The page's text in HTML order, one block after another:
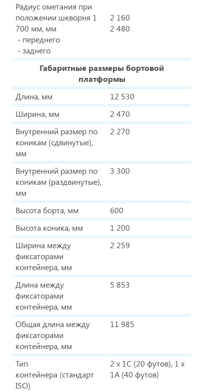
Радиус ометания при
положении шкворня 1
700 мм, мм
- переднего
- заднего
2 160
2 480
Габаритные размеры бортовой
платформы
Длина, мм
12 530
Ширина, мм
2 470
Внутренний размер по
коникам (сдвинутые),
мм
2 270
Внутренний размер по
коникам (раздвинутые),
мм
3 300
Высота борта, мм
600
Высота коника, мм
1 200
Ширина между
фиксаторами
контейнера, мм
2 259
Длина между
фиксаторами
контейнера, мм
5 853
Общая длина между
фиксаторами
контейнера, мм
11 985
Тип
контейнера (стандарт
ISO)
2 х 1С (20 футов), 1 х
1А (40 футов)